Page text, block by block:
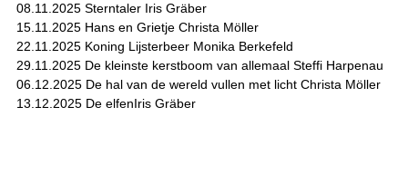
08.11.2025 Sterntaler Iris Gräber
15.11.2025 Hans en Grietje Christa Möller
22.11.2025 Koning Lijsterbeer Monika Berkefeld
29.11.2025 De kleinste kerstboom van allemaal Steffi Harpenau
06.12.2025 De hal van de wereld vullen met licht Christa Möller
13.12.2025 De elfenIris Gräber